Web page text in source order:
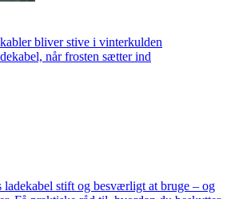
bliver stive i vinterkulden
når frosten sætter ind
stift og besværligt at bruge – og